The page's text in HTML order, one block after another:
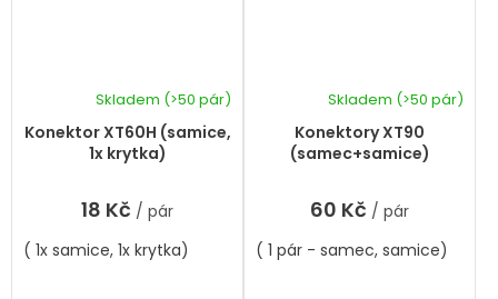
Konektor XT60H (samice,
1x krytka)
Skladem (>50 pár)
18 Kč / pár
( 1x samice, 1x krytka)
Konektory XT90
(samec+samice)
Skladem (>50 pár)
60 Kč / pár
( 1 pár - samec, samice)